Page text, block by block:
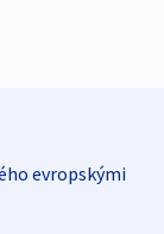
evropskými